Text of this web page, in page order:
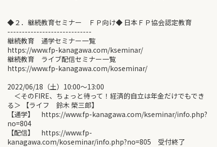
◆２．継続教育セミナー ＦＰ向け◆ 日本ＦＰ協会認定教育
-----------------------------
継続教育 通学セミナー一覧
https://www.fp-kanagawa.com/kseminar/
継続教育 ライブ配信セミナー一覧
https://www.fp-kanagawa.com/koseminar/
2022/06/18（土）10:00〜13:00
＜そのFIRE、ちょっと待って！経済的自立は年金だけでもでき
る＞ 【ライフ 鈴木 榮三郎】
【通学】 https://www.fp-kanagawa.com/kseminar/info.php?
no=804
【配信】 https://www.fp-
kanagawa.com/koseminar/info.php?no=805 受付終了